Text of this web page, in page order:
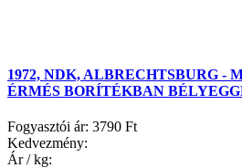
1972, NDK, ALBRECHTSBURG -
ÉRMÉS BORÍTÉKBAN
Fogyasztói ár: 3790 Ft
Kedvezmény:
Ár / kg: